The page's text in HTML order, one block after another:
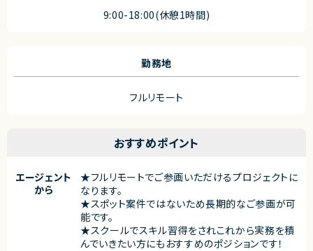
9:00-18:00(休憩1時間)
勤務地
フルリモート
おすすめポイント
エージェント
から
★フルリモートでご参画いただけるプロジェクトに
なります。
★スポット案件ではないため長期的なご参画が可
能です。
★スクールでスキル習得をされこれから実務を積
んでいきたい方にもおすすめのポジションです！